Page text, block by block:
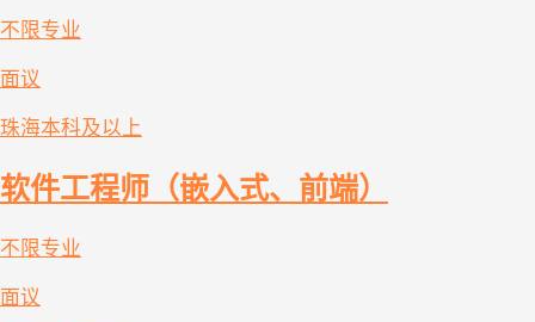
不限专业
面议
珠海本科及以上
软件工程师（嵌入式、前端）
不限专业
面议